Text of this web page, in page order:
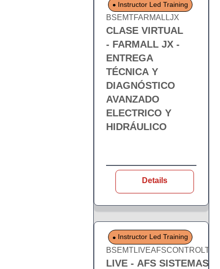
Instructor Led Training
BSEMTFARMALLJX
CLASE VIRTUAL
- FARMALL JX -
ENTREGA
TÉCNICA Y
DIAGNÓSTICO
AVANZADO
ELECTRICO Y
HIDRÁULICO
Details
Instructor Led Training
LIVE - AFS SISTEMAS